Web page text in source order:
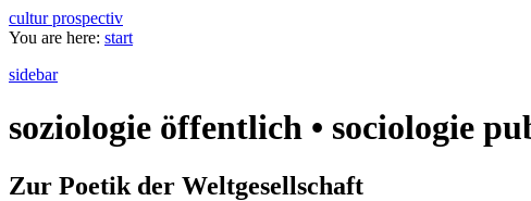
cultur prospectiv
You are here: start
sidebar
soziologie öffentlich • sociologie
Zur Poetik der Weltgesellschaft